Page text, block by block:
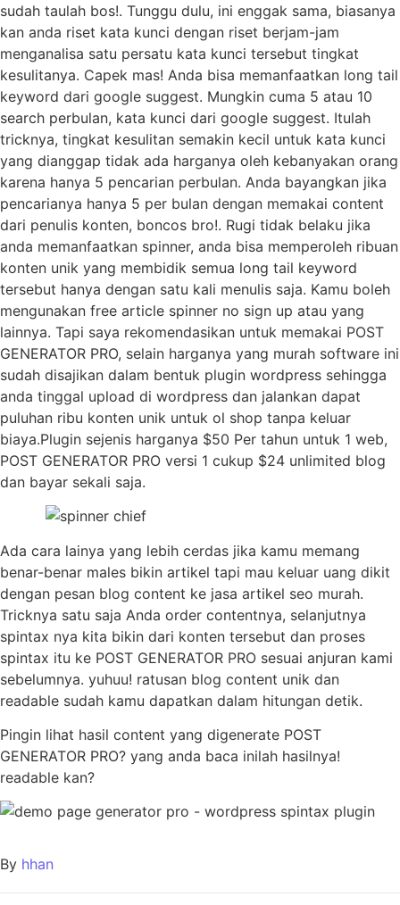
sudah taulah bos!. Tunggu dulu, ini enggak sama, biasanya
kan anda riset kata kunci dengan riset berjam-jam
menganalisa satu persatu kata kunci tersebut tingkat
kesulitanya. Capek mas! Anda bisa memanfaatkan long tail
keyword dari google suggest. Mungkin cuma 5 atau 10
search perbulan, kata kunci dari google suggest. Itulah
tricknya, tingkat kesulitan semakin kecil untuk kata kunci
yang dianggap tidak ada harganya oleh kebanyakan orang
karena hanya 5 pencarian perbulan. Anda bayangkan jika
pencarianya hanya 5 per bulan dengan memakai content
dari penulis konten, boncos bro!. Rugi tidak belaku jika
anda memanfaatkan spinner, anda bisa memperoleh ribuan
konten unik yang membidik semua long tail keyword
tersebut hanya dengan satu kali menulis saja. Kamu boleh
mengunakan free article spinner no sign up atau yang
lainnya. Tapi saya rekomendasikan untuk memakai POST
GENERATOR PRO, selain harganya yang murah software ini
sudah disajikan dalam bentuk plugin wordpress sehingga
anda tinggal upload di wordpress dan jalankan dapat
puluhan ribu konten unik untuk ol shop tanpa keluar
biaya.Plugin sejenis harganya $50 Per tahun untuk 1 web,
POST GENERATOR PRO versi 1 cukup $24 unlimited blog
dan bayar sekali saja.
Ada cara lainya yang lebih cerdas jika kamu memang
benar-benar males bikin artikel tapi mau keluar uang dikit
dengan pesan blog content ke jasa artikel seo murah.
Tricknya satu saja Anda order contentnya, selanjutnya
spintax nya kita bikin dari konten tersebut dan proses
spintax itu ke POST GENERATOR PRO sesuai anjuran kami
sebelumnya. yuhuu! ratusan blog content unik dan
readable sudah kamu dapatkan dalam hitungan detik.
Pingin lihat hasil content yang digenerate POST
GENERATOR PRO? yang anda baca inilah hasilnya!
readable kan?
By hhan